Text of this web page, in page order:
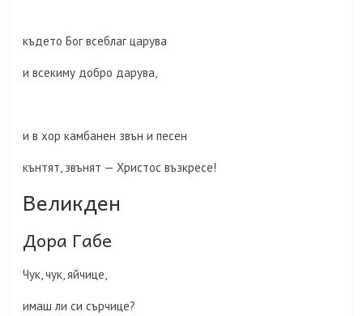
където Бог всеблаг царува
и всекиму добро дарува,
и в хор камбанен звън и песен
кънтят, звънят — Христос възкресе!
Великден
Дора Габе
Чук, чук, яйчице,
имаш ли си сърчице?